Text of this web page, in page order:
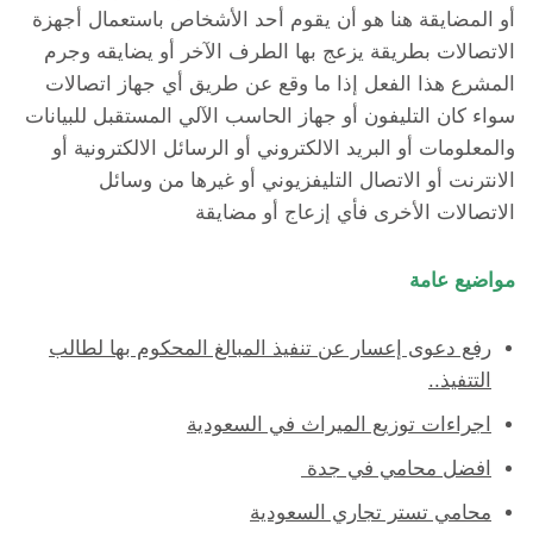
أو المضايقة هنا هو أن يقوم أحد الأشخاص باستعمال أجهزة
الاتصالات بطريقة يزعج بها الطرف الآخر أو يضايقه وجرم
المشرع هذا الفعل إذا ما وقع عن طريق أي جهاز اتصالات
سواء كان التليفون أو جهاز الحاسب الآلي المستقبل للبيانات
والمعلومات أو البريد الالكتروني أو الرسائل الالكترونية أو
الانترنت أو الاتصال التليفزيوني أو غيرها من وسائل
الاتصالات الأخرى فأي إزعاج أو مضايقة
مواضيع عامة
رفع دعوى إعسار عن تنفيذ المبالغ المحكوم بها لطالب
التتفيذ..
اجراءات توزيع الميراث في السعودية
افضل محامي في جدة
محامي تستر تجاري السعودية